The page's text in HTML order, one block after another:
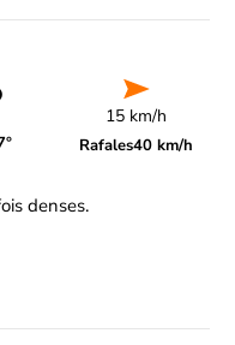
15 km/h
Rafales40 km/h
denses.